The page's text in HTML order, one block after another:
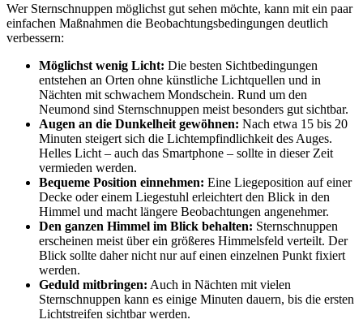
Wer Sternschnuppen möglichst gut sehen möchte, kann mit ein paar
einfachen Maßnahmen die Beobachtungsbedingungen deutlich
verbessern:
Möglichst wenig Licht: Die besten Sichtbedingungen
entstehen an Orten ohne künstliche Lichtquellen und in
Nächten mit schwachem Mondschein. Rund um den
Neumond sind Sternschnuppen meist besonders gut sichtbar.
Augen an die Dunkelheit gewöhnen: Nach etwa 15 bis 20
Minuten steigert sich die Lichtempfindlichkeit des Auges.
Helles Licht – auch das Smartphone – sollte in dieser Zeit
vermieden werden.
Bequeme Position einnehmen: Eine Liegeposition auf einer
Decke oder einem Liegestuhl erleichtert den Blick in den
Himmel und macht längere Beobachtungen angenehmer.
Den ganzen Himmel im Blick behalten: Sternschnuppen
erscheinen meist über ein größeres Himmelsfeld verteilt. Der
Blick sollte daher nicht nur auf einen einzelnen Punkt fixiert
werden.
Geduld mitbringen: Auch in Nächten mit vielen
Sternschnuppen kann es einige Minuten dauern, bis die ersten
Lichtstreifen sichtbar werden.